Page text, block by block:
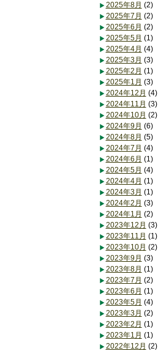
2025年8月 (2)
2025年7月 (2)
2025年6月 (2)
2025年5月 (1)
2025年4月 (4)
2025年3月 (3)
2025年2月 (1)
2025年1月 (3)
2024年12月 (4)
2024年11月 (3)
2024年10月 (2)
2024年9月 (6)
2024年8月 (5)
2024年7月 (4)
2024年6月 (1)
2024年5月 (4)
2024年4月 (1)
2024年3月 (1)
2024年2月 (3)
2024年1月 (2)
2023年12月 (3)
2023年11月 (1)
2023年10月 (2)
2023年9月 (3)
2023年8月 (1)
2023年7月 (2)
2023年6月 (1)
2023年5月 (4)
2023年3月 (2)
2023年2月 (1)
2023年1月 (1)
2022年12月 (2)